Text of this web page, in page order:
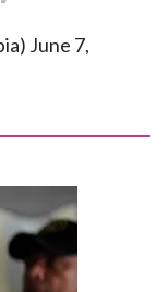
June 7,